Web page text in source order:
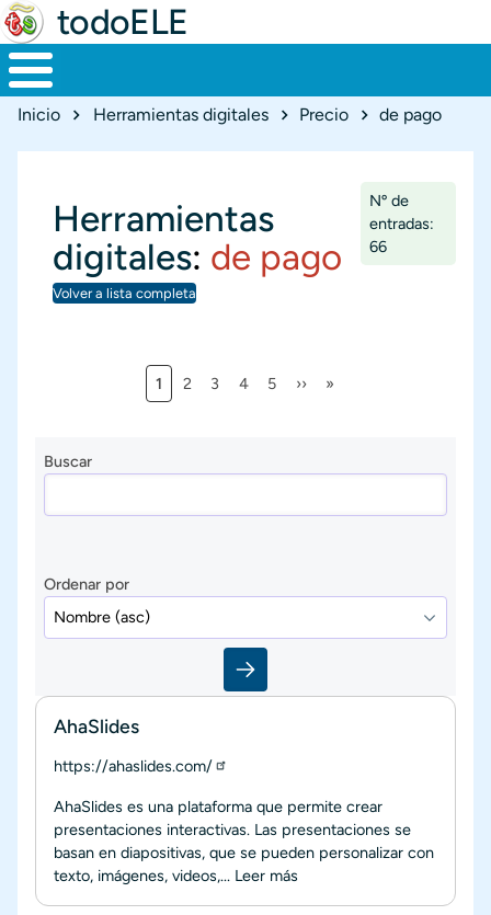
todoELE
Ruta de navegación
Inicio Herramientas digitales Precio de pago
Herramientas
digitales: de pago
Nº de
entradas:
66
Volver a lista completa
Paginación
Página actual
1 Página
2 Página
3 Página
4 Página
5 Siguiente página
›› Última página
»
Buscar
Ordenar por
AhaSlides
https://ahaslides.com/
AhaSlides es una plataforma que permite crear
presentaciones interactivas. Las presentaciones se
basan en diapositivas, que se pueden personalizar con
texto, imágenes, videos,... Leer más